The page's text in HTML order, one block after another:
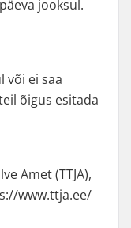
jooksul.
või ei saa
õigus esitada
Amet (TTJA),
www.ttja.ee/